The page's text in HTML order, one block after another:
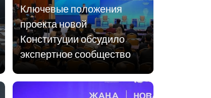
Ключевые положения
проекта новой
Конституции обсудило
экспертное сообщество